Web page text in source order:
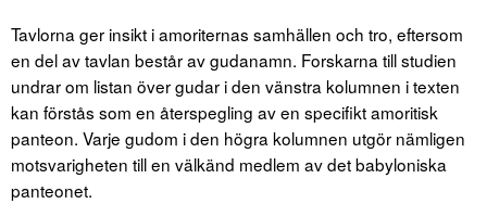
Tavlorna ger insikt i amoriternas samhällen och tro, eftersom
en del av tavlan består av gudanamn. Forskarna till studien
undrar om listan över gudar i den vänstra kolumnen i texten
kan förstås som en återspegling av en specifikt amoritisk
panteon. Varje gudom i den högra kolumnen utgör nämligen
motsvarigheten till en välkänd medlem av det babyloniska
panteonet.